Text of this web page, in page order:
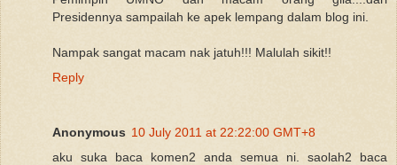
Presidennya sampailah ke apek lempang dalam blog ini.
Nampak sangat macam nak jatuh!!! Malulah sikit!!
Reply
Anonymous 10 July 2011 at 22:22:00 GMT+8
aku suka baca komen2 anda semua ni. saolah2 baca